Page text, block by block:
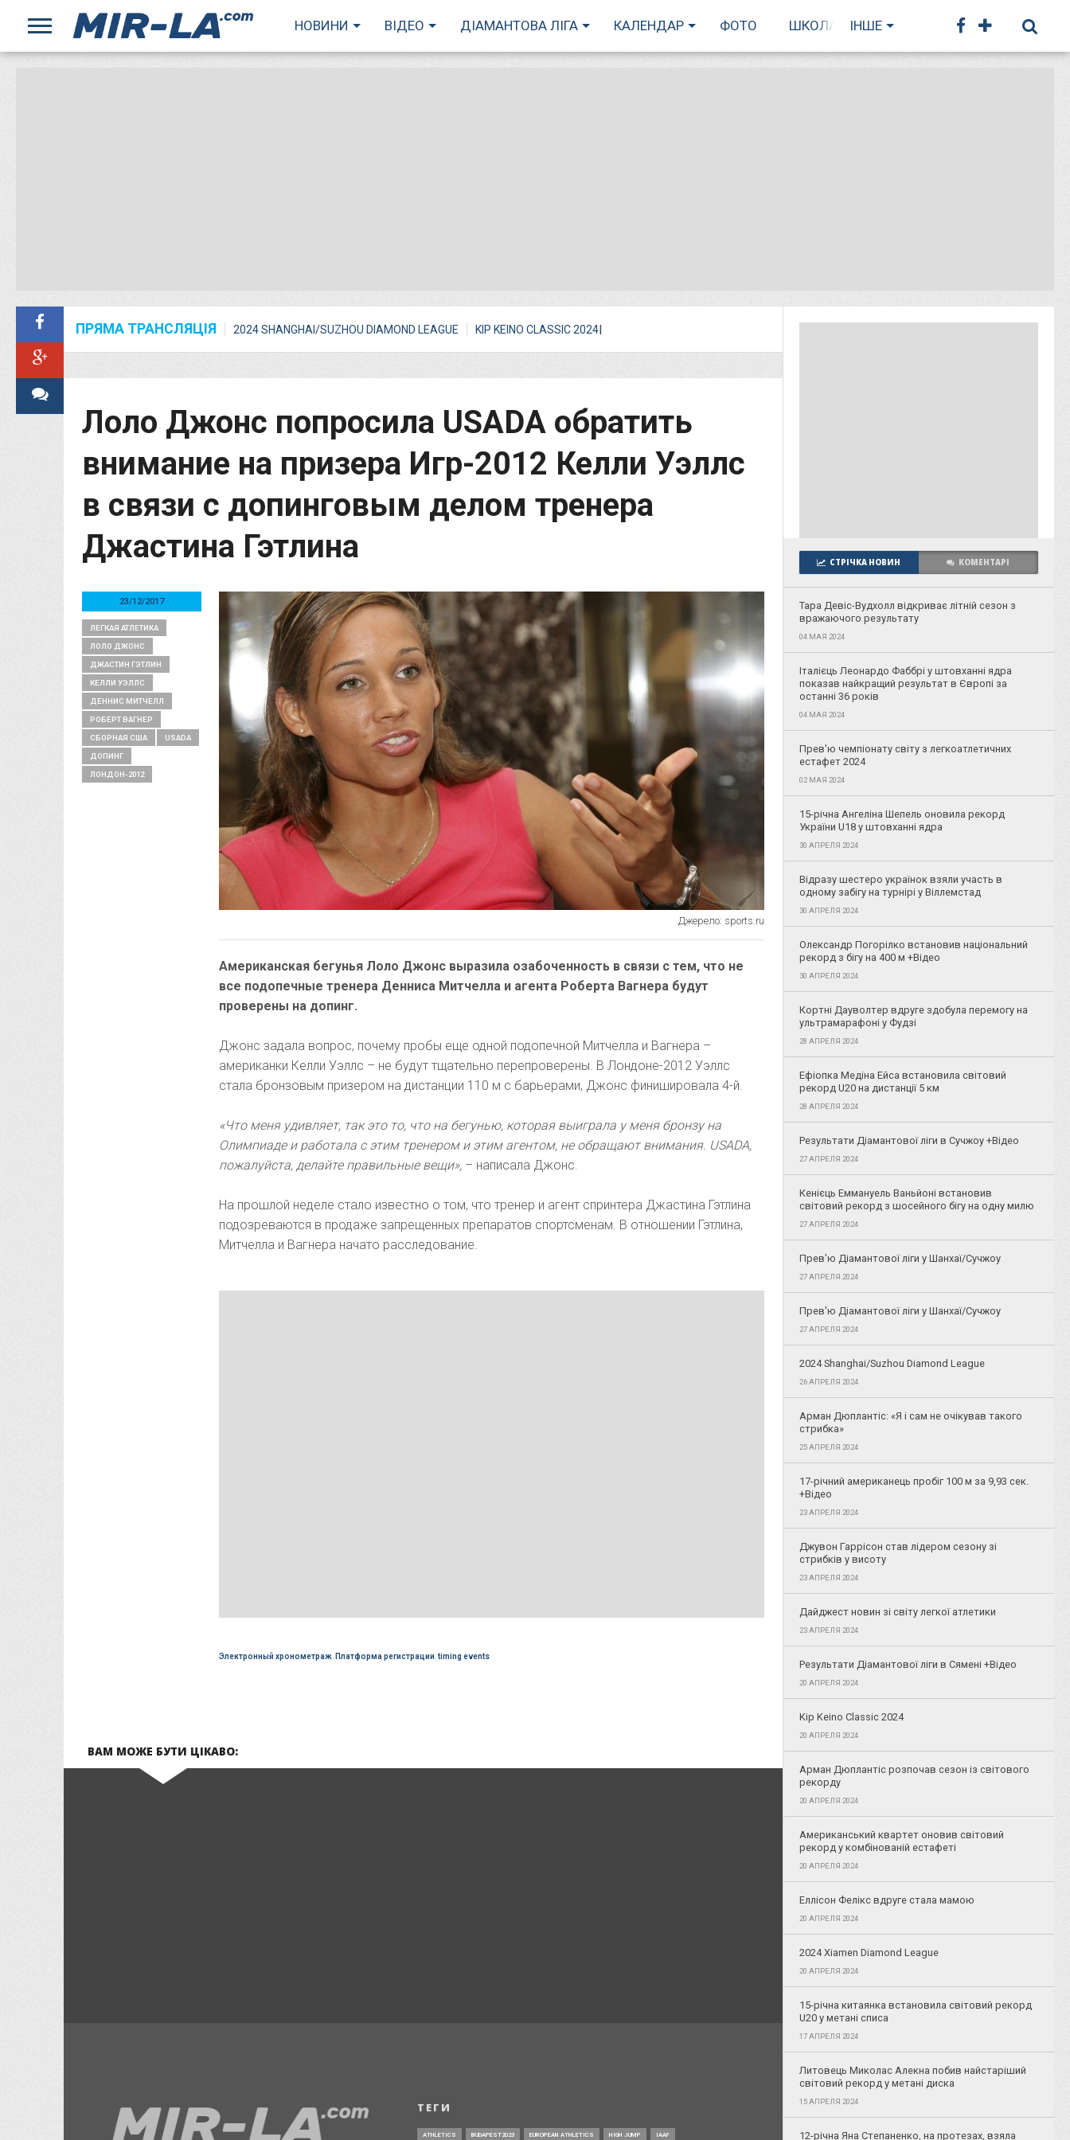
НОВИНИ ВІДЕО ДІАМАНТОВА ЛІГА КАЛЕНДАР ФОТО ШКОЛА БІГУ
ІНШЕ
ПРЯМА ТРАНСЛЯЦІЯ 2024 SHANGHAI/SUZHOU DIAMOND LEAGUE I
KIP KEINO CLASSIC 2024
Лоло Джонс попросила USADA обратить
внимание на призера Игр-2012 Келли Уэллс
в связи с допинговым делом тренера
Джастина Гэтлина
Джерело: sports.ru
Американская бегунья Лоло Джонс выразила озабоченность в связи с тем, что не
все подопечные тренера Денниса Митчелла и агента Роберта Вагнера будут
проверены на допинг.
Джонс задала вопрос, почему пробы еще одной подопечной Митчелла и Вагнера –
американки Келли Уэллс – не будут тщательно перепроверены. В Лондоне-2012 Уэллс
стала бронзовым призером на дистанции 110 м с барьерами, Джонс финишировала 4-й.
«Что меня удивляет, так это то, что на бегунью, которая выиграла у меня бронзу на
Олимпиаде и работала с этим тренером и этим агентом, не обращают внимания. USADA,
пожалуйста, делайте правильные вещи», – написала Джонс.
На прошлой неделе стало известно о том, что тренер и агент спринтера Джастина Гэтлина
подозреваются в продаже запрещенных препаратов спортсменам. В отношении Гэтлина,
Митчелла и Вагнера начато расследование.
Электронный хронометраж Платформа регистрации ,timing events
23/12/2017
ЛЕГКАЯ АТЛЕТИКА
ЛОЛО ДЖОНС
ДЖАСТИН ГЭТЛИН
КЕЛЛИ УЭЛЛС
ДЕННИС МИТЧЕЛЛ
РОБЕРТ ВАГНЕР
СБОРНАЯ США USADA
ДОПИНГ
ЛОНДОН-2012
ВАМ МОЖЕ БУТИ ЦІКАВО:
СТРІЧКА НОВИН КОМЕНТАРІ
Тара Девіс-Вудхолл відкриває літній сезон з
вражаючого результату
04 МАЯ 2024
Італієць Леонардо Фаббрі у штовханні ядра
показав найкращий результат в Європі за
останні 36 років
04 МАЯ 2024
Прев'ю чемпіонату світу з легкоатлетичних
естафет 2024
02 МАЯ 2024
15-річна Ангеліна Шепель оновила рекорд
України U18 у штовханні ядра
30 АПРЕЛЯ 2024
Відразу шестеро українок взяли участь в
одному забігу на турнірі у Віллемстад
30 АПРЕЛЯ 2024
Олександр Погорілко встановив національний
рекорд з бігу на 400 м +Відео
30 АПРЕЛЯ 2024
Кортні Дауволтер вдруге здобула перемогу на
ультрамарафоні у Фудзі
28 АПРЕЛЯ 2024
Ефіопка Медіна Ейса встановила світовий
рекорд U20 на дистанції 5 км
28 АПРЕЛЯ 2024
Результати Діамантової ліги в Сучжоу +Відео
27 АПРЕЛЯ 2024
Кенієць Еммануель Ваньйоні встановив
світовий рекорд з шосейного бігу на одну милю
27 АПРЕЛЯ 2024
Прев'ю Діамантової ліги у Шанхаї/Сучжоу
27 АПРЕЛЯ 2024
Прев'ю Діамантової ліги у Шанхаї/Сучжоу
27 АПРЕЛЯ 2024
2024 Shanghai/Suzhou Diamond League
26 АПРЕЛЯ 2024
Арман Дюплантіс: «Я і сам не очікував такого
стрибка»
25 АПРЕЛЯ 2024
17-річний американець пробіг 100 м за 9,93 сек.
+Відео
23 АПРЕЛЯ 2024
Джувон Гаррісон став лідером сезону зі
стрибків у висоту
23 АПРЕЛЯ 2024
Дайджест новин зі світу легкої атлетики
23 АПРЕЛЯ 2024
Результати Діамантової ліги в Сямені +Відео
20 АПРЕЛЯ 2024
Kip Keino Classic 2024
20 АПРЕЛЯ 2024
Арман Дюплантіс розпочав сезон із світового
рекорду
20 АПРЕЛЯ 2024
Американський квартет оновив світовий
рекорд у комбінованій естафеті
20 АПРЕЛЯ 2024
Еллісон Фелікс вдруге стала мамою
20 АПРЕЛЯ 2024
2024 Xiamen Diamond League
20 АПРЕЛЯ 2024
15-річна китаянка встановила світовий рекорд
U20 у метані списа
17 АПРЕЛЯ 2024
Литовець Миколас Алекна побив найстаріший
світовий рекорд у метані диска
15 АПРЕЛЯ 2024
12-річна Яна Степаненко, на протезах, взяла
ТЕГИ
ATHLETICS BUDAPEST2023 EUROPEAN ATHLETICS HIGH JUMP IAAF